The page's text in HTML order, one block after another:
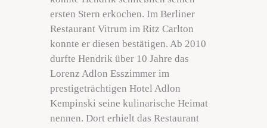
ersten Stern erkochen. Im Berliner
Restaurant Vitrum im Ritz Carlton
konnte er diesen bestätigen. Ab 2010
durfte Hendrik über 10 Jahre das
Lorenz Adlon Esszimmer im
prestigeträchtigen Hotel Adlon
Kempinski seine kulinarische Heimat
nennen. Dort erhielt das Restaurant